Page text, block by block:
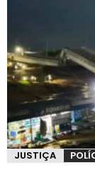
JUSTIÇA